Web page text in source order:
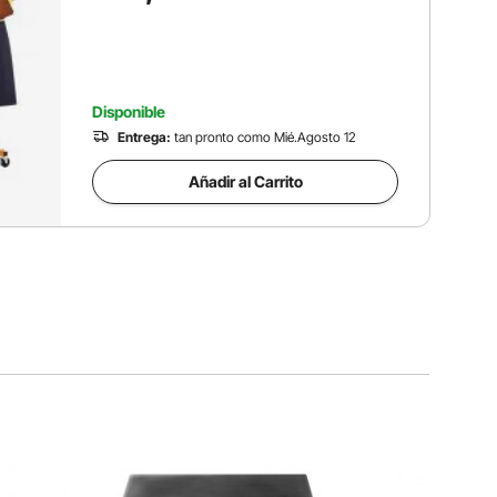
hogar, uso comercial, Naranja
Disponible
Entrega: tan pronto como Mié.Agosto 12
Añadir al Carrito